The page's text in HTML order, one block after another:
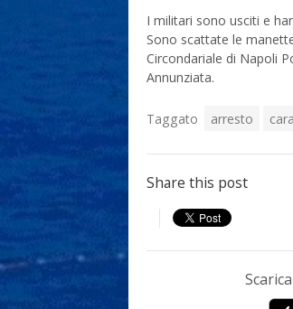
I militari sono usciti e
Sono scattate le
Circondariale di Napoli
Annunziata.
Taggato arresto
Share this post